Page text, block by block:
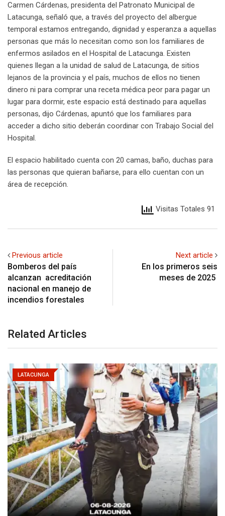
Carmen Cárdenas, presidenta del Patronato Municipal de
Latacunga, señaló que, a través del proyecto del albergue
temporal estamos entregando, dignidad y esperanza a aquellas
personas que más lo necesitan como son los familiares de
enfermos asilados en el Hospital de Latacunga. Existen
quienes llegan a la unidad de salud de Latacunga, de sitios
lejanos de la provincia y el país, muchos de ellos no tienen
dinero ni para comprar una receta médica peor para pagar un
lugar para dormir, este espacio está destinado para aquellas
personas, dijo Cárdenas, apuntó que los familiares para
acceder a dicho sitio deberán coordinar con Trabajo Social del
Hospital.
El espacio habilitado cuenta con 20 camas, baño, duchas para
las personas que quieran bañarse, para ello cuentan con un
área de recepción.
Visitas Totales 91
Previous article
Bomberos del país
alcanzan acreditación
nacional en manejo de
incendios forestales
Next article
En los primeros seis
meses de 2025
Related Articles
LATACUNGA